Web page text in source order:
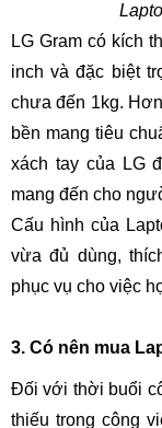
LG Gram có kích
inch và đặc biệt
chưa đến 1kg.
bền mang tiêu
xách tay của LG
mang đến cho
Cấu hình của
vừa đủ dùng,
phục vụ cho việc
3. Có nên mua
Đối với thời buổi
thiếu trong công